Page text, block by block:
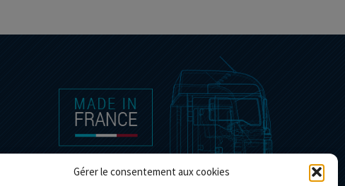
Gérer le consentement aux cookies